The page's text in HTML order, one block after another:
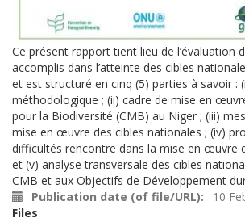
Ce présent rapport tient lieu de l’évaluation
accomplis dans l’atteinte des cibles
et est structuré en cinq (5) parties à savoir :
méthodologique ; (ii) cadre de mise en
pour la Biodiversité (CMB) au Niger ; (iii)
mise en œuvre des cibles nationales ; (iv)
difficultés rencontre dans la mise en œuvre
et (v) analyse transversale des cibles
CMB et aux Objectifs de Développement
Publication date (of file/URL)
10
Files